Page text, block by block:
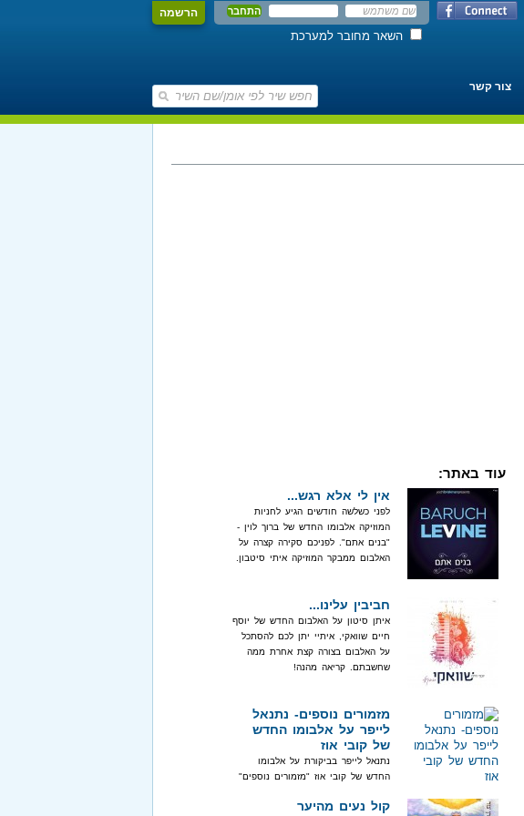
הרשמה
השאר מחובר למערכת
צור קשר
עוד באתר:
אין לי אלא רגש...
לפני כשלשה חודשים הגיע לחניות
המוזיקה אלבומו החדש של ברוך לוין -
"בנים אתם". לפניכם סקירה קצרה על
האלבום ממבקר המוזיקה איתי סיטבון.
חביבין עלינו...
איתן סיטון על האלבום החדש של יוסף
חיים שוואקי, איתיי יתן לכם להסתכל
על האלבום בצורה קצת אחרת ממה
שחשבתם. קריאה מהנה!
מזמורים נוספים- נתנאל
לייפר על אלבומו החדש
של קובי אוז
נתנאל לייפר בביקורת על אלבומו
החדש של קובי אוז "מזמורים נוספים"
קול נעים מהיער